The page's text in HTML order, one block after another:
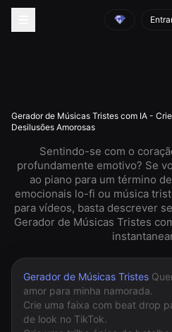
Gerador de Músicas Tristes com IA -
Desilusões Amorosas
Sentindo-se com o
profundamente emotivo? Se
ao piano para um término
emocionais lo-fi ou música
para vídeos, basta descrever
Gerador de Músicas Tristes
Gerador de Músicas Tristes